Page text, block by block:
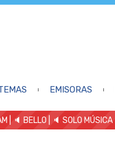
EMISORAS
| 🔈 BELLO 🔈 SOLO MÚSICA